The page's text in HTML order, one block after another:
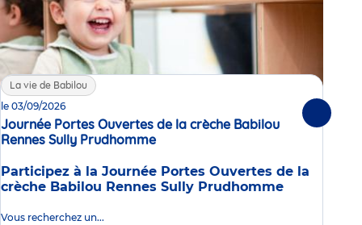
La vie de Babilou
le 03/09/2026
Journée Portes Ouvertes de la crèche Babilou
Rennes Sully Prudhomme
Participez à la Journée Portes Ouvertes de la
crèche Babilou Rennes Sully Prudhomme
Vous recherchez un...